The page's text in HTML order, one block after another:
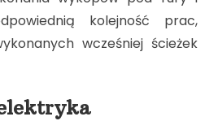
kolejność prac,
wcześniej ścieżek